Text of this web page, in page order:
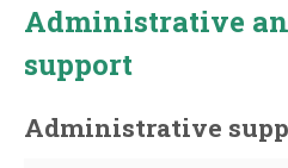
Administrative
support
Administrative